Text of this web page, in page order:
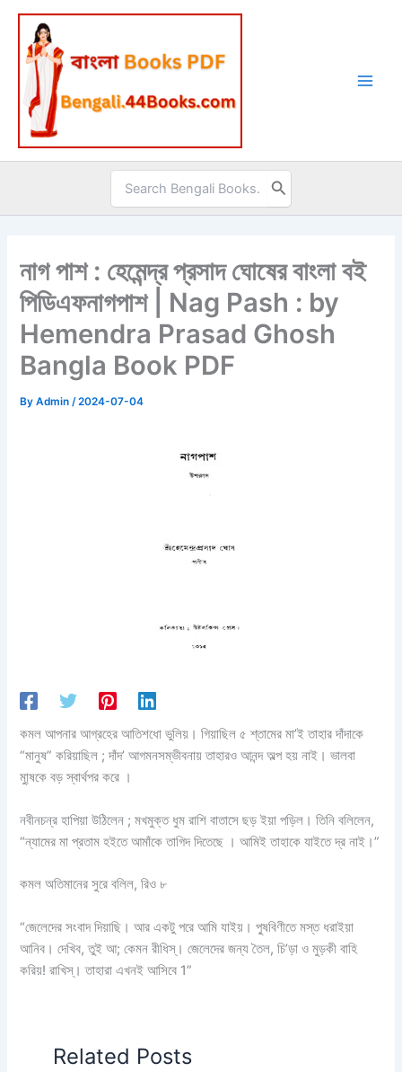
Skip
content
Search
for:
নাগ পাশ : হেমেন্দ্র প্রসাদ ঘোষের বাংলা বই
পিডিএফনাগপাশ | Nag Pash : by
Hemendra Prasad Ghosh
Bangla Book PDF
ByAdmin/2024-07-04
কমল আপনার আগ্রহের আতিশধো ভুলিয়। গিয়াছিল ৫ শ্তামের মা’ই তাহার দাঁদাকে
“মানুষ” করিয়াছিল ; দাঁদ’ আগমনসম্ভীবনায় তাহারও আনন্দ অল্প হয় নাই। ভালবা
মা্ুষকে বড় স্বার্থপর করে ।
নবীনচন্র হাপিয়া উঠিলেন ; মখমুক্ত ধুম রাশি বাতাসে ছড় ইয়া পড়িল। তিনি বলিলেন,
“ন্যামের মা প্রতাম হইতে আমাঁকে তাগিদ দিতেছে । আমিই তাহাকে যাইতে দ্র নাই।”
কমল অতিমানের সুরে বলিল, রিও ৮
“জেলেদের সংবাদ দিয়াছি। আর একটু পরে আমি যাইয়। পু্ষবিণীতে মস্ত ধরাইয়া
আনিব। দেখিব, তুই আ; কেমন রীধিস্। জেলেদের জন্য তৈল, চি’ড়া ও মুড়কী বাহি
করিয়! রাখিস্। তাহারা এখনই আসিবে 1”
Related Posts